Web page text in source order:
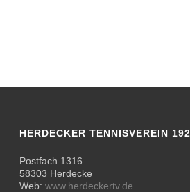
HERDECKER TENNISVEREIN
Postfach 1316
58303 Herdecke
Web:www.herdeckertv.de